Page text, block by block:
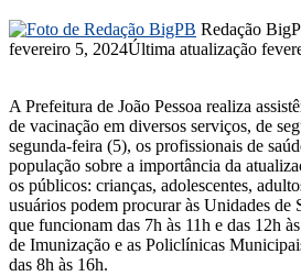
Redação
fevereiro 5, 2024Última atualização
A Prefeitura de João Pessoa realiza
de vacinação em diversos serviços, de
segunda-feira (5), os profissionais de
população sobre a importância da
os públicos: crianças, adolescentes,
usuários podem procurar às Unidades de
que funcionam das 7h às 11h e das 12h
de Imunização e as Policlínicas
das 8h às 16h.